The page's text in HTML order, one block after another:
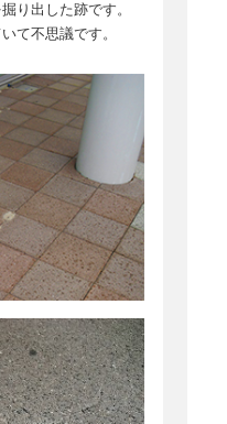
り出した跡です。
て不思議です。